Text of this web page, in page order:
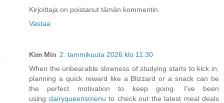
Kirjoittaja on poistanut tämän kommentin.
Vastaa
Kim Min 2. tammikuuta 2026 klo 11.30
When the unbearable slowness of studying starts to kick in,
planning a quick reward like a Blizzard or a snack can be
the perfect motivation to keep going. I’ve been
using dairyqueensmenu to check out the latest meal deals